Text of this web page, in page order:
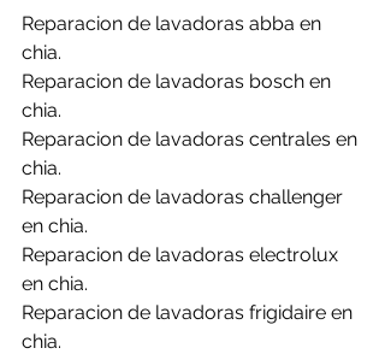
Reparacion de lavadoras abba en
chia.
Reparacion de lavadoras bosch en
chia.
Reparacion de lavadoras centrales en
chia.
Reparacion de lavadoras challenger
en chia.
Reparacion de lavadoras electrolux
en chia.
Reparacion de lavadoras frigidaire en
chia.